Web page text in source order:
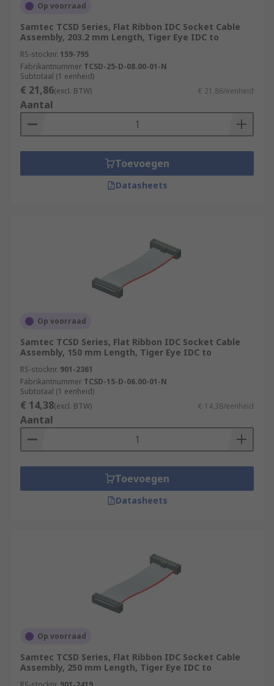
Op voorraad
Samtec TCSD Series, Flat Ribbon IDC Socket Cable
Assembly, 203.2 mm Length, Tiger Eye IDC to
RS-stocknr. 159-795
Fabrikantnummer TCSD-25-D-08.00-01-N
Subtotaal (1 eenheid)
€ 21,86(excl. BTW) € 21,86/eenheid
Aantal
Toevoegen
Datasheets
Op voorraad
Samtec TCSD Series, Flat Ribbon IDC Socket Cable
Assembly, 150 mm Length, Tiger Eye IDC to
RS-stocknr. 901-2361
Fabrikantnummer TCSD-15-D-06.00-01-N
Subtotaal (1 eenheid)
€ 14,38(excl. BTW) € 14,38/eenheid
Aantal
Toevoegen
Datasheets
Op voorraad
Samtec TCSD Series, Flat Ribbon IDC Socket Cable
Assembly, 250 mm Length, Tiger Eye IDC to